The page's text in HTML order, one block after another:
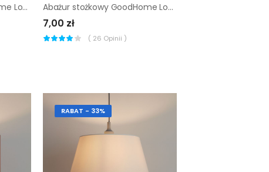
Abażur stożkowy GoodHome Lokombi S taupe Abażur stożkowy GoodHome Lokombi XS czarny
7,00 zł
( 26 Opinii )
RABAT - 33%